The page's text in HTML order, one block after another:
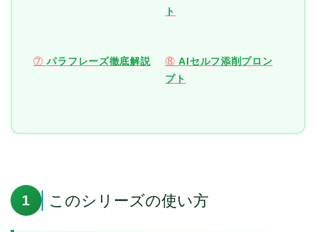
ト
⑦パラフレーズ徹底解説 ⑧AIセルフ添削プロン
プト
1 このシリーズの使い方